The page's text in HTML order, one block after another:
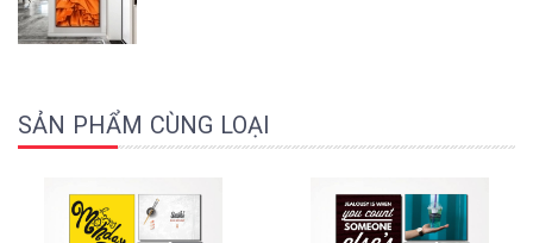
SẢN PHẨM CÙNG LOẠI